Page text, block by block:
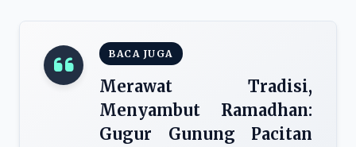
BACA JUGA
Merawat Tradisi,
Menyambut Ramadhan:
Gugur Gunung Pacitan